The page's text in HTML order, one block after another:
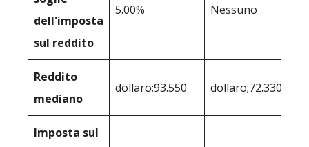
dell'imposta
sul reddito
5.00% Nessuno
Reddito
mediano
dollaro;93.550 dollaro;72.330
Imposta sul